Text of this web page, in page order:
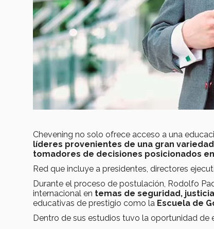
Chevening no solo ofrece acceso a una
líderes provenientes de una gran
tomadores de decisiones posicionados
Red que incluye a presidentes, directores
Durante el proceso de postulación, Rodolfo
internacional en temas de seguridad,
educativas de prestigio como la Escuela de
Dentro de sus estudios tuvo la oportunidad